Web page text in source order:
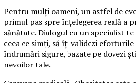
Pentru mulți oameni, un astfel de
primul pas spre înțelegerea reală a
sănătate. Dialogul cu un specialist
ceea ce simți, să îți validezi
îndrumări sigure, bazate pe dovezi
nevoilor tale.